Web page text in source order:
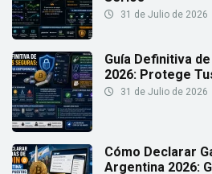
31 de Julio de 2026
Guía Definitiva
2026: Protege
31 de Julio de 2026
Cómo Declarar
Argentina 2026: